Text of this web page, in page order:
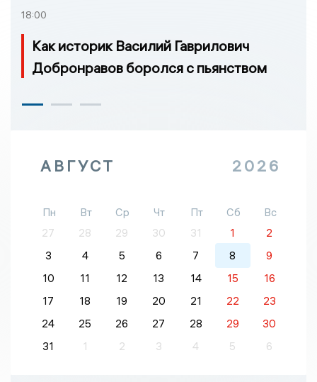
18:00
Как историк Василий Гаврилович
Добронравов боролся с пьянством
АВГУСТ 2026
Пн Вт Ср Чт Пт Сб
Вс
27
28 29 30 31 1
2
3
4 5 6 7 8
9
10
11 12 13 14 15
16
17
18 19 20 21 22
23
24
25 26 27 28 29
30
31
1 2 3 4 5 6